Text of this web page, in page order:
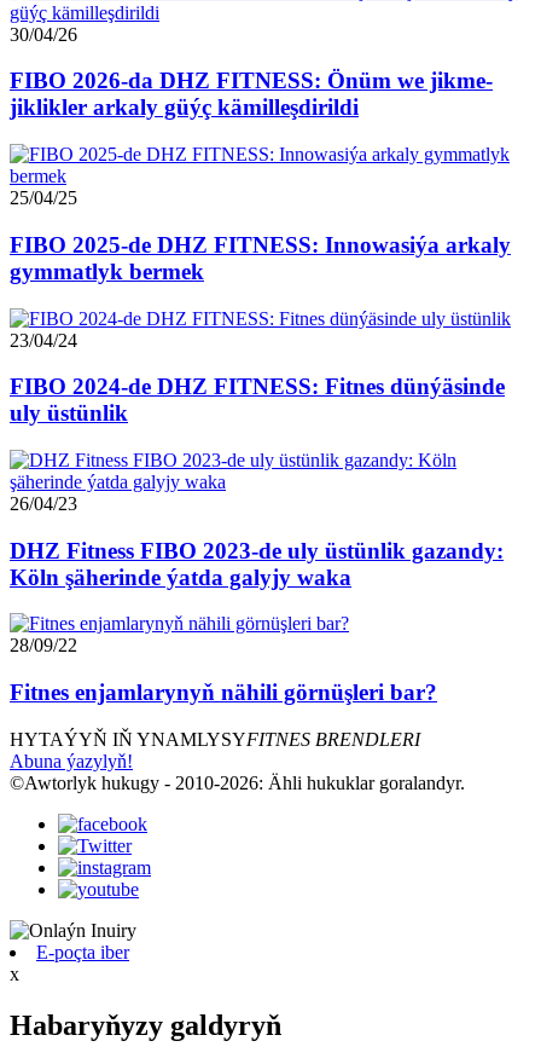
30/04/26
FIBO 2026-da DHZ FITNESS: Önüm we jikme-
jiklikler arkaly güýç kämilleşdirildi
25/04/25
FIBO 2025-de DHZ FITNESS: Innowasiýa arkaly
gymmatlyk bermek
23/04/24
FIBO 2024-de DHZ FITNESS: Fitnes dünýäsinde
uly üstünlik
26/04/23
DHZ Fitness FIBO 2023-de uly üstünlik gazandy:
Köln şäherinde ýatda galyjy waka
28/09/22
Fitnes enjamlarynyň nähili görnüşleri bar?
HYTAÝYŇ IŇ YNAMLYSYFITNES BRENDLERI
Abuna ýazylyň!
©Awtorlyk hukugy - 2010-2026: Ähli hukuklar goralandyr.
E-poçta iber
x
Habaryňyzy galdyryň